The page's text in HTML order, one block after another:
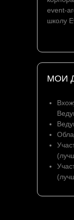
МОИ
event-
школу